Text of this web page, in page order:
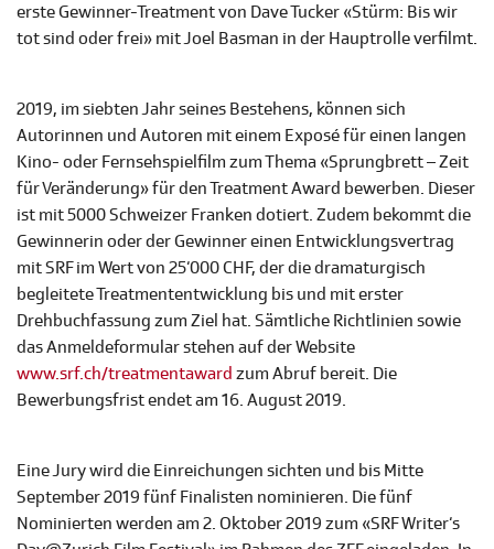
erste Gewinner-Treatment von Dave Tucker «Stürm: Bis wir
tot sind oder frei» mit Joel Basman in der Hauptrolle verfilmt.
2019, im siebten Jahr seines Bestehens, können sich
Autorinnen und Autoren mit einem Exposé für einen langen
Kino- oder Fernsehspielfilm zum Thema «Sprungbrett – Zeit
für Veränderung» für den Treatment Award bewerben. Dieser
ist mit 5000 Schweizer Franken dotiert. Zudem bekommt die
Gewinnerin oder der Gewinner einen Entwicklungsvertrag
mit SRF im Wert von 25‘000 CHF, der die dramaturgisch
begleitete Treatmententwicklung bis und mit erster
Drehbuchfassung zum Ziel hat. Sämtliche Richtlinien sowie
das Anmeldeformular stehen auf der Website
www.srf.ch/treatmentaward zum Abruf bereit. Die
Bewerbungsfrist endet am 16. August 2019.
Eine Jury wird die Einreichungen sichten und bis Mitte
September 2019 fünf Finalisten nominieren. Die fünf
Nominierten werden am 2. Oktober 2019 zum «SRF Writer‘s